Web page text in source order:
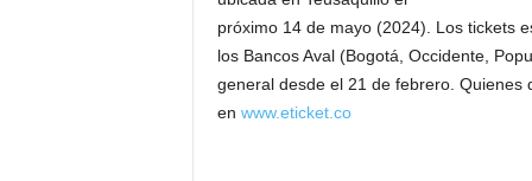
próximo 14 de mayo (2024). Los tickets
los Bancos Aval (Bogotá, Occidente,
general desde el 21 de febrero.
en www.eticket.co